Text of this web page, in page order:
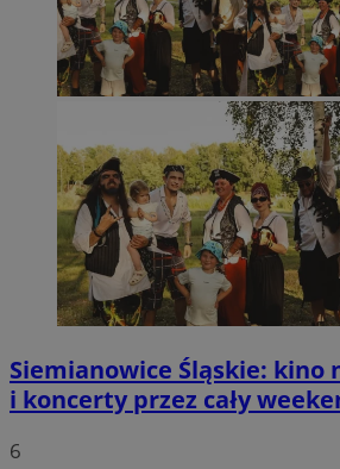
Siemianowice Śląskie: kino
i koncerty przez cały
6